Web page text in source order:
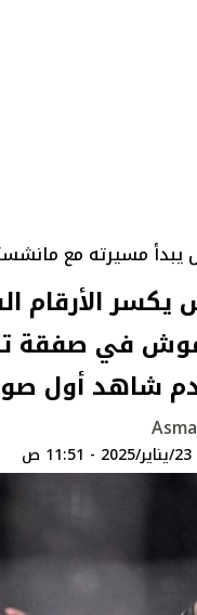
يبدأ مسيرته مع
الأرقام
في صفقة
شاهد أول